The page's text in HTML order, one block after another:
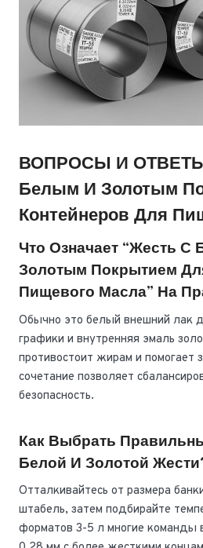
ВОПРОСЫ И
Белым И Золотым
Контейнеров Для
Что Означает “Жесть С
Золотым Покрытием
Пищевого Масла” На
Обычно это белый внешний лак
графики и внутренняя эмаль
противостоит жирам и помогает
сочетание позволяет
безопасность.
Как Выбрать
Белой И Золотой
Отталкивайтесь от размера
штабель, затем подбирайте
форматов 3-5 л многие команды